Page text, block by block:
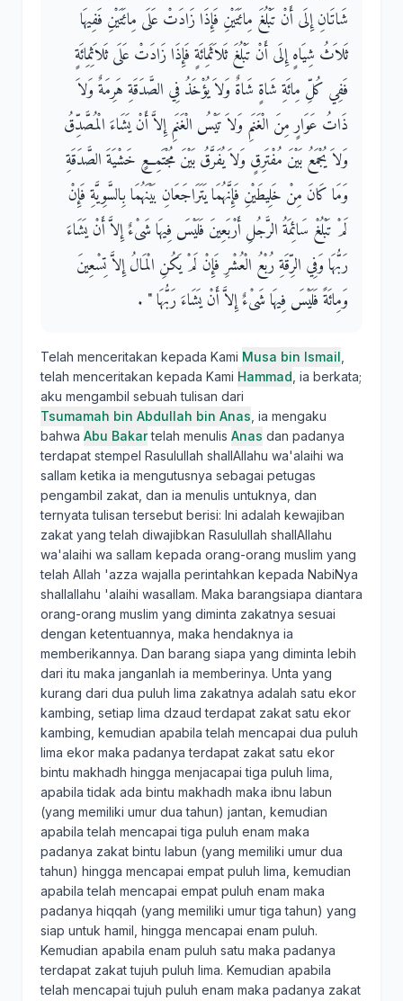
شَاتَانِ إِلَى أَنْ تَبْلُغَ مِائَتَيْنِ فَإِذَا زَادَتْ عَلَى مِائَتَيْنِ فَفِيهَا
ثَلاَثُ شِيَاهٍ إِلَى أَنْ تَبْلُغَ ثَلاَثَمِائَةٍ فَإِذَا زَادَتْ عَلَى ثَلاَثِمِائَةٍ
فَفِي كُلِّ مِائَةِ شَاةٍ شَاةٌ وَلاَ يُؤْخَذُ فِي الصَّدَقَةِ هَرِمَةٌ وَلاَ
ذَاتُ عَوَارٍ مِنَ الْغَنَمِ وَلاَ تَيْسُ الْغَنَمِ إِلاَّ أَنْ يَشَاءَ الْمُصَّدِّقُ
وَلاَ يُجْمَعُ بَيْنَ مُفْتَرِقٍ وَلاَ يُفَرَّقُ بَيْنَ مُجْتَمِعٍ خَشْيَةَ الصَّدَقَةِ
وَمَا كَانَ مِنْ خَلِيطَيْنِ فَإِنَّهُمَا يَتَرَاجَعَانِ بَيْنَهُمَا بِالسَّوِيَّةِ فَإِنْ
لَمْ تَبْلُغْ سَائِمَةُ الرَّجُلِ أَرْبَعِينَ فَلَيْسَ فِيهَا شَىْءٌ إِلاَّ أَنْ يَشَاءَ
رَبُّهَا وَفِي الرِّقَةِ رُبْعُ الْعُشْرِ فَإِنْ لَمْ يَكُنِ الْمَالُ إِلاَّ تِسْعِينَ
وَمِائَةً فَلَيْسَ فِيهَا شَىْءٌ إِلاَّ أَنْ يَشَاءَ رَبُّهَا ‏"‏ ‏.‏
Telah menceritakan kepada Kami Musa bin Ismail
telah menceritakan kepada Kami Hammad , ia berkata;
aku mengambil sebuah tulisan dari
Tsumamah bin Abdullah bin Anas , ia mengaku
bahwa Abu Bakartelah menulis Anas dan padanya
terdapat stempel Rasulullah shallAllahu wa'alaihi wa
sallam ketika ia mengutusnya sebagai petugas
pengambil zakat, dan ia menulis untuknya, dan
ternyata tulisan tersebut berisi: Ini adalah kewajiban
zakat yang telah diwajibkan Rasulullah shallAllahu
wa'alaihi wa sallam kepada orang-orang muslim yang
telah Allah 'azza wajalla perintahkan kepada NabiNya
shallallahu 'alaihi wasallam. Maka barangsiapa diantara
orang-orang muslim yang diminta zakatnya sesuai
dengan ketentuannya, maka hendaknya ia
memberikannya. Dan barang siapa yang diminta lebih
dari itu maka janganlah ia memberinya. Unta yang
kurang dari dua puluh lima zakatnya adalah satu ekor
kambing, setiap lima dzaud terdapat zakat satu ekor
kambing, kemudian apabila telah mencapai dua puluh
lima ekor maka padanya terdapat zakat satu ekor
bintu makhadh hingga menjacapai tiga puluh lima,
apabila tidak ada bintu makhadh maka ibnu labun
(yang memiliki umur dua tahun) jantan, kemudian
apabila telah mencapai tiga puluh enam maka
padanya zakat bintu labun (yang memiliki umur dua
tahun) hingga mencapai empat puluh lima, kemudian
apabila telah mencapai empat puluh enam maka
padanya hiqqah (yang memiliki umur tiga tahun) yang
siap untuk hamil, hingga mencapai enam puluh.
Kemudian apabila enam puluh satu maka padanya
terdapat zakat tujuh puluh lima. Kemudian apabila
telah mencapai tujuh puluh enam maka padanya zakat